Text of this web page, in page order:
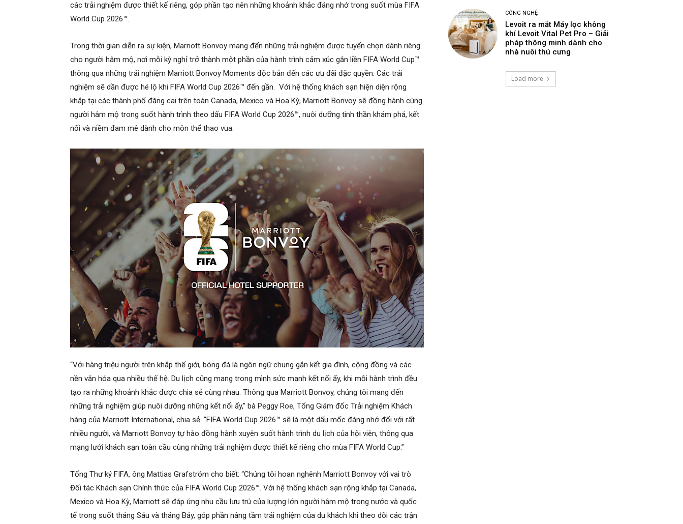
các trải nghiệm được thiết kế riêng, góp phần tạo nên những khoảnh khắc đáng nhớ trong suốt mùa FIFA
World Cup 2026™.
Trong thời gian diễn ra sự kiện, Marriott Bonvoy mang đến những trải nghiệm được tuyển chọn dành riêng
cho người hâm mộ, nơi mỗi kỳ nghỉ trở thành một phần của hành trình cảm xúc gắn liền FIFA World Cup™
thông qua những trải nghiệm Marriott Bonvoy Moments độc bản đến các ưu đãi đặc quyền. Các trải
nghiệm sẽ dần được hé lộ khi FIFA World Cup 2026™ đến gần. Với hệ thống khách sạn hiện diện rộng
khắp tại các thành phố đăng cai trên toàn Canada, Mexico và Hoa Kỳ, Marriott Bonvoy sẽ đồng hành cùng
người hâm mộ trong suốt hành trình theo dấu FIFA World Cup 2026™, nuôi dưỡng tinh thần khám phá, kết
nối và niềm đam mê dành cho môn thể thao vua.
“Với hàng triệu người trên khắp thế giới, bóng đá là ngôn ngữ chung gắn kết gia đình, cộng đồng và các
nền văn hóa qua nhiều thế hệ. Du lịch cũng mang trong mình sức mạnh kết nối ấy, khi mỗi hành trình đều
tạo ra những khoảnh khắc được chia sẻ cùng nhau. Thông qua Marriott Bonvoy, chúng tôi mang đến
những trải nghiệm giúp nuôi dưỡng những kết nối ấy,” bà Peggy Roe, Tổng Giám đốc Trải nghiệm Khách
hàng của Marriott International, chia sẻ. “FIFA World Cup 2026™ sẽ là một dấu mốc đáng nhớ đối với rất
nhiều người, và Marriott Bonvoy tự hào đồng hành xuyên suốt hành trình du lịch của hội viên, thông qua
mạng lưới khách sạn toàn cầu cùng những trải nghiệm được thiết kế riêng cho mùa FIFA World Cup.”
Tổng Thư ký FIFA, ông Mattias Grafström cho biết: “Chúng tôi hoan nghênh Marriott Bonvoy với vai trò
Đối tác Khách sạn Chính thức của FIFA World Cup 2026™. Với hệ thống khách sạn rộng khắp tại Canada,
Mexico và Hoa Kỳ, Marriott sẽ đáp ứng nhu cầu lưu trú của lượng lớn người hâm mộ trong nước và quốc
tế trong suốt tháng Sáu và tháng Bảy, góp phần nâng tầm trải nghiệm của du khách khi theo dõi các trận
CÔNG NGHỆ
Levoit ra mắt Máy lọc không
khí Levoit Vital Pet Pro – Giải
pháp thông minh dành cho
nhà nuôi thú cưng
Load more